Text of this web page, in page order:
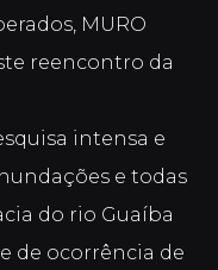
MURO
reencontro da
intensa e
e todas
do rio Guaíba
de ocorrência de